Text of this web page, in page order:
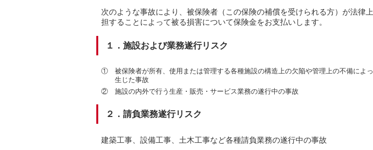
次のような事故により、被保険者（この保険の補償を受けられる方）が法律
担することによって被る損害について保険金をお支払いします。
１．施設および業務遂行リスク
①
被保険者が所有、使用または管理する各種施設の構造上の欠陥や管理上の不備によ
生じた事故
②
施設の内外で行う生産・販売・サービス業務の遂行中の事故
２．請負業務遂行リスク
建築工事、設備工事、土木工事など各種請負業務の遂行中の事故